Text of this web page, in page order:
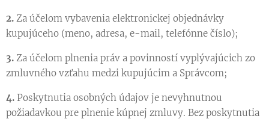
2. Za účelom vybavenia elektronickej objednávky
kupujúceho (meno, adresa, e-mail, telefónne číslo);
3. Za účelom plnenia práv a povinností vyplývajúcich zo
zmluvného vzťahu medzi kupujúcim a Správcom;
4. Poskytnutia osobných údajov je nevyhnutnou
požiadavkou pre plnenie kúpnej zmluvy. Bez poskytnutia